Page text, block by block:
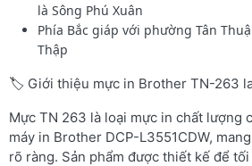
là Sông Phú Xuân
Phía Bắc giáp với phường Tân
Thập
🏷️ Giới thiệu mực in Brother TN-263
Mực TN 263 là loại mực in chất lượng
máy in Brother DCP-L3551CDW,
rõ ràng. Sản phẩm được thiết kế để